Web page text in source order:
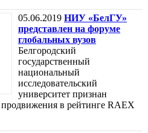
05.06.2019 НИУ «БелГУ»
представлен на форуме
глобальных вузов
Белгородский
государственный
национальный
исследовательский
университет признан
в рейтинге RAEX